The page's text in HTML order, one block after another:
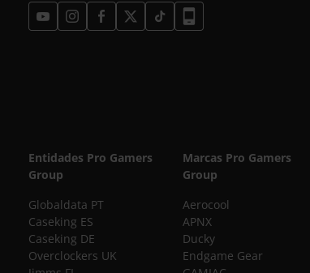
Entidades Pro Gamers
Group
Globaldata PT
Caseking ES
Caseking DE
Overclockers UK
Marcas Pro Gamers
Group
Aerocool
APNX
Ducky
Endgame Gear